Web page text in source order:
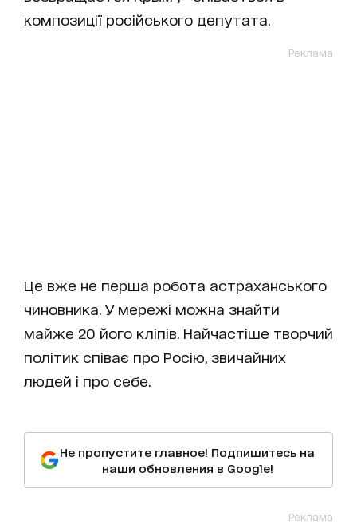
композиції російського депутата.
Реклама
Це вже не перша робота астраханського
чиновника. У мережі можна знайти
майже 20 його кліпів. Найчастіше творчий
політик співає про Росію, звичайних
людей і про себе.
Не пропустите главное! Подпишитесь на
наши обновления в Google!
Реклама